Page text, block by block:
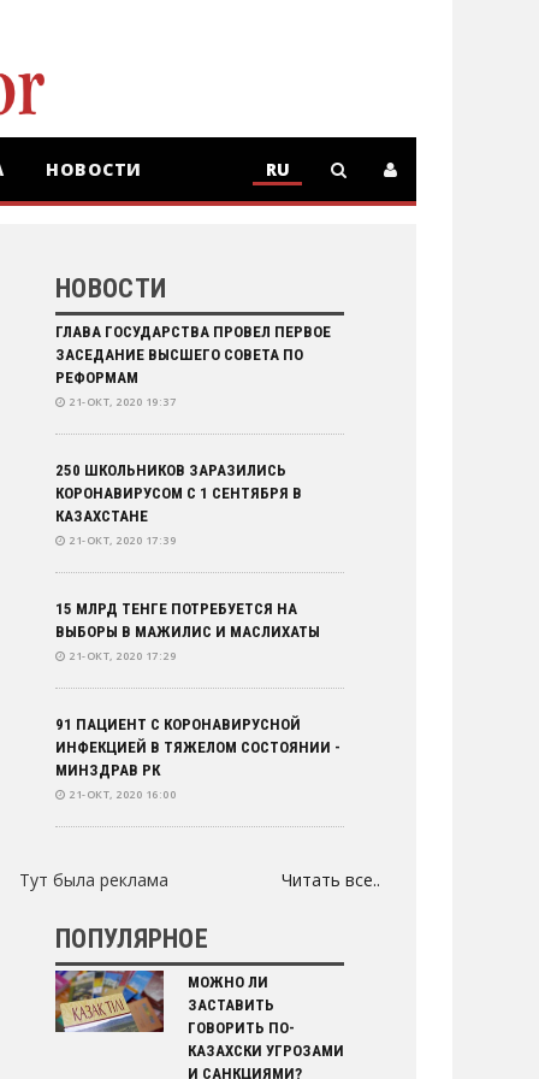
НОВОСТИ
RU
НОВОСТИ
ГЛАВА ГОСУДАРСТВА ПРОВЕЛ ПЕРВОЕ
ЗАСЕДАНИЕ ВЫСШЕГО CОВЕТА ПО
РЕФОРМАМ
21-ОКТ, 2020 19:37
250 ШКОЛЬНИКОВ ЗАРАЗИЛИСЬ
КОРОНАВИРУСОМ С 1 СЕНТЯБРЯ В
КАЗАХСТАНЕ
21-ОКТ, 2020 17:39
15 МЛРД ТЕНГЕ ПОТРЕБУЕТСЯ НА
ВЫБОРЫ В МАЖИЛИС И МАСЛИХАТЫ
21-ОКТ, 2020 17:29
91 ПАЦИЕНТ С КОРОНАВИРУСНОЙ
ИНФЕКЦИЕЙ В ТЯЖЕЛОМ СОСТОЯНИИ -
МИНЗДРАВ РК
21-ОКТ, 2020 16:00
ОФИЦИАЛЬНЫМ В КЫРГЫЗСТАНЕ
ДЕПУТАТ: ОПТИМИЗАЦИЯ И
УТОЧНЕНИЯ БЮДЖЕТА РК – ЭТО
РЕЗУЛЬТАТ
Читать все..
Тут была реклама
ПОПУЛЯРНОЕ
МОЖНО ЛИ
ЗАСТАВИТЬ
ГОВОРИТЬ ПО-
КАЗАХСКИ УГРОЗАМИ
И САНКЦИЯМИ?